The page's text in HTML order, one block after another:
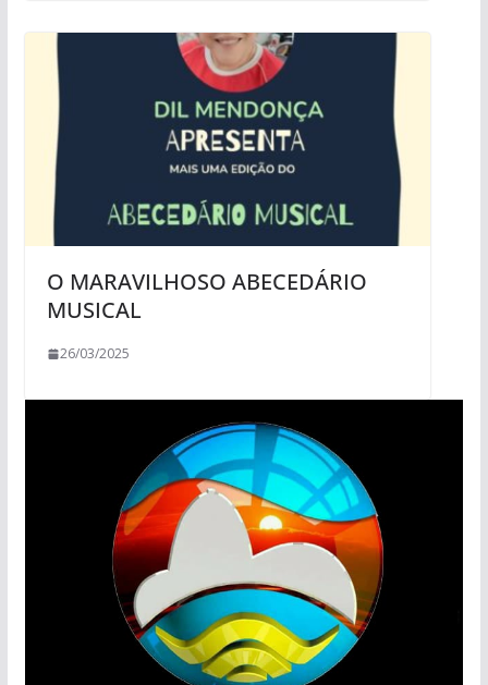
O MARAVILHOSO ABECEDÁRIO
MUSICAL
26/03/2025